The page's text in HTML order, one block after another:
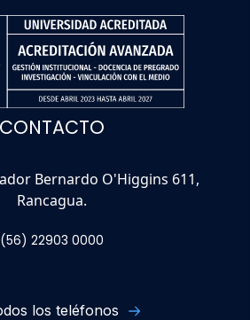
CONTACTO
Bernardo O'Higgins 611,
Rancagua.
(56) 22903 0000
los teléfonos